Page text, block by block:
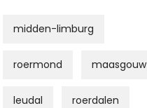
midden-limburg
roermond maasgouw
leudal roerdalen